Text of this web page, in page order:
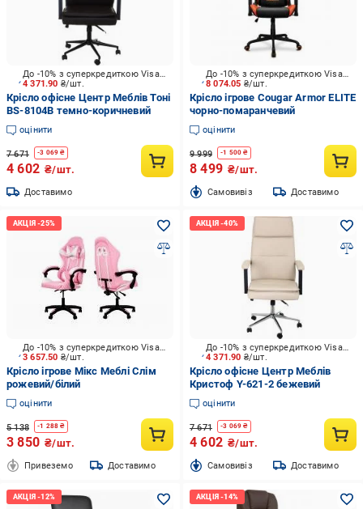
4 371.90 ₴/шт.
До -10% з суперкредиткою Visa Вигода
Крісло офісне Центр Меблів Тоні
BS-8104B темно-коричневий
оцінити
7 671 -3 069 ₴
4 602 ₴/шт.
Доставимо
8 074.05 ₴/шт.
До -10% з суперкредиткою Visa Вигода
Крісло ігрове Cougar Armor ELITE
чорно-помаранчевий
оцінити
9 999 -1 500 ₴
8 499 ₴/шт.
Cамовивіз Доставимо
3 657.50 ₴/шт.
До -10% з суперкредиткою Visa Вигода
Крісло ігрове Мікс Меблі Слім
рожевий/білий
оцінити
5 138 -1 288 ₴
3 850 ₴/шт.
Привеземо Доставимо
4 371.90 ₴/шт.
До -10% з суперкредиткою Visa Вигода
Крісло офісне Центр Меблів
Кристоф Y-621-2 бежевий
оцінити
7 671 -3 069 ₴
4 602 ₴/шт.
Cамовивіз Доставимо